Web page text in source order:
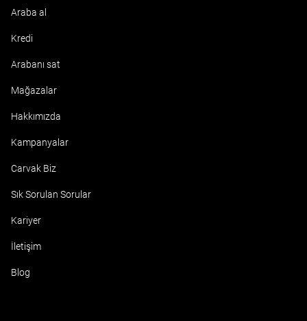
Araba al
Kredi
Arabanı sat
Mağazalar
Hakkımızda
Kampanyalar
Carvak Biz
Sık Sorulan Sorular
Kariyer
İletişim
Blog